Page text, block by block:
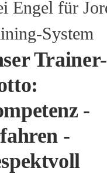
Engel für
System
Trainer-
-
-